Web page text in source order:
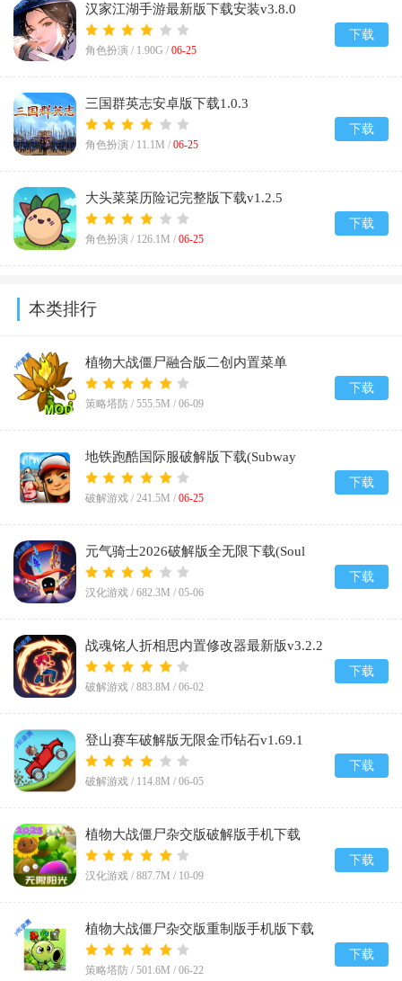
汉家江湖手游最新版下载安装v3.8.0
角色扮演 / 1.90G / 06-25
下载
三国群英志安卓版下载1.0.3
角色扮演 / 11.1M / 06-25
下载
大头菜菜历险记完整版下载v1.2.5
角色扮演 / 126.1M / 06-25
下载
本类排行
植物大战僵尸融合版二创内置菜单
(PlantsVsZombiesRH-Mod)v3.7
策略塔防 / 555.5M / 06-09
下载
地铁跑酷国际服破解版下载(Subway
Surf)v3.65.0
破解游戏 / 241.5M / 06-25
下载
元气骑士2026破解版全无限下载(Soul
Knight)v8.2.0
汉化游戏 / 682.3M / 05-06
下载
战魂铭人折相思内置修改器最新版v3.2.2
破解游戏 / 883.8M / 06-02
下载
登山赛车破解版无限金币钻石v1.69.1
破解游戏 / 114.8M / 06-05
下载
植物大战僵尸杂交版破解版手机下载
(Plants vs Zombies Super Hybrid)v3.12
汉化游戏 / 887.7M / 10-09
下载
植物大战僵尸杂交版重制版手机版下载
v0.23.0.0
策略塔防 / 501.6M / 06-22
下载